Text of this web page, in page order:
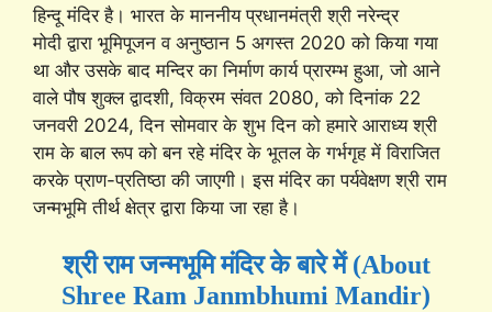
हिन्दू मंदिर है। भारत के माननीय प्रधानमंत्री श्री नरेन्द्र
मोदी द्वारा भूमिपूजन व अनुष्ठान 5 अगस्त 2020 को किया गया
था और उसके बाद मन्दिर का निर्माण कार्य प्रारम्भ हुआ, जो आने
वाले पौष शुक्ल द्वादशी, विक्रम संवत 2080, को दिनांक 22
जनवरी 2024, दिन सोमवार के शुभ दिन को हमारे आराध्य श्री
राम के बाल रूप को बन रहे मंदिर के भूतल के गर्भगृह में विराजित
करके प्राण-प्रतिष्ठा की जाएगी। इस मंदिर का पर्यवेक्षण श्री राम
जन्मभूमि तीर्थ क्षेत्र द्वारा किया जा रहा है।
श्री राम जन्मभूमि मंदिर के बारे में (About
Shree Ram Janmbhumi Mandir)